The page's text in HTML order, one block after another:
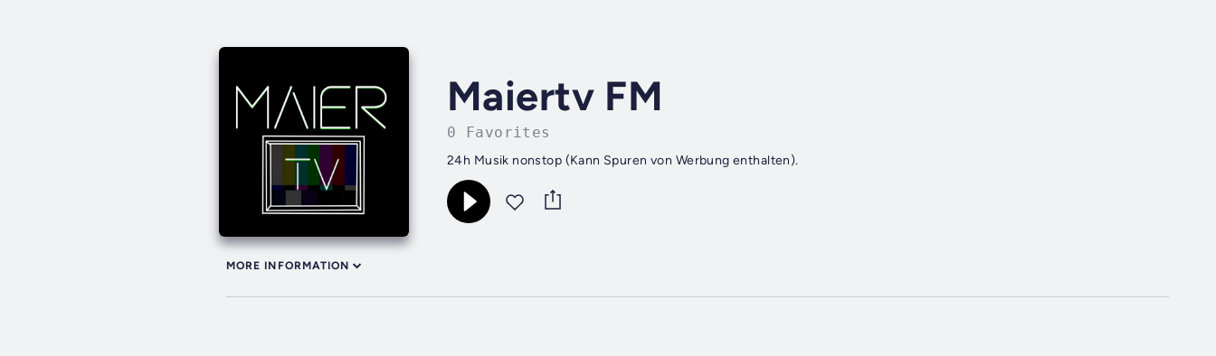
Maiertv FM
0 Favorites
24h Musik nonstop (Kann Spuren von Werbung enthalten).
MORE INFORMATION